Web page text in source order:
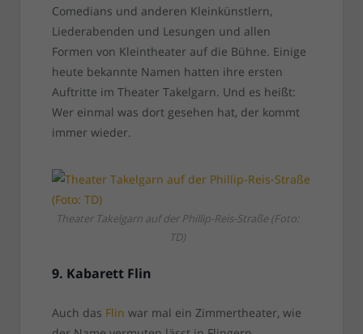
Comedians und anderen Kleinkünstlern,
Liederabenden und Lesungen und allen
Formen von Kleintheater auf die Bühne. Einige
heute bekannte Namen hatten ihre ersten
Auftritte im Theater Takelgarn. Und es heißt:
Wer einmal was dort gesehen hat, der kommt
immer wieder.
Theater Takelgarn auf der Phillip-Reis-Straße (Foto:
TD)
9. Kabarett Flin
Auch das Flin war mal ein Zimmertheater, wie